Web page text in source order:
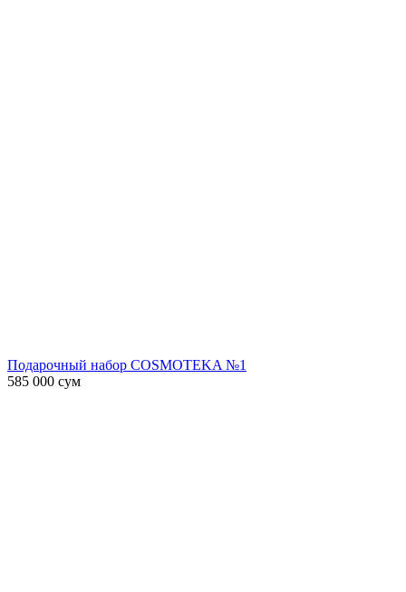
Подарочный набор COSMOTEKA №1
585 000 сум